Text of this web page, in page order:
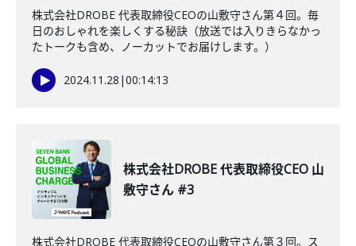
株式会社DROBE 代表取締役CEOの山敷守さん第４回。毎
日のおしゃれを楽しくする秘訣（放送では入りきらなかっ
たトークも含め、ノーカットでお届けします。）
2024.11.28 |00:14:13
株式会社DROBE 代表取締役CEO 山
敷守さん #3
株式会社DROBE 代表取締役CEOの山敷守さん第３回。ス